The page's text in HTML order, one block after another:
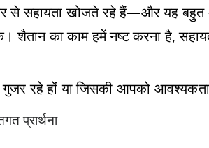
से सहायता खोजते रहे हैं—और यह बहुत
शैतान का काम हमें नष्ट करना है,
रहे हों या जिसकी आपको आवश्यकता
प्रार्थना